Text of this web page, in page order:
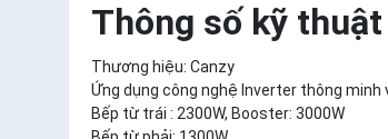
Thông số kỹ
Thương hiệu: Canzy
Ứng dụng công nghệ Inverter thông
Bếp từ trái : 2300W, Booster: 3000W